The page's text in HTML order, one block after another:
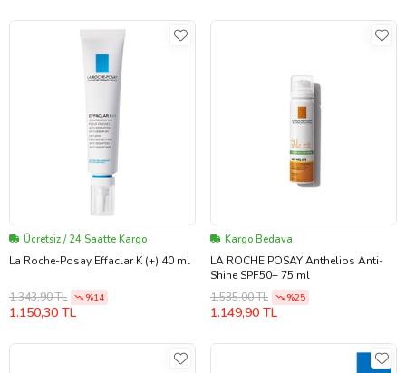
Ücretsiz / 24 Saatte Kargo
La Roche-Posay Effaclar K (+) 40 ml
1.343,90 TL %14
1.150,30 TL
Kargo Bedava
LA ROCHE POSAY Anthelios Anti-
Shine SPF50+ 75 ml
1.535,00 TL
%25
1.149,90 TL